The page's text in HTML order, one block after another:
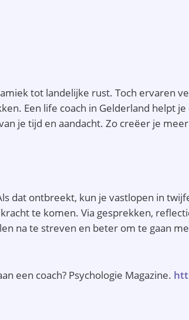
tot landelijke rust. Toch ervaren
Een life coach in Gelderland helpt
je tijd en aandacht. Zo creëer je
dat ontbreekt, kun je vastlopen in
te komen. Via gesprekken,
na te streven en beter om te gaan
een coach? Psychologie Magazine.